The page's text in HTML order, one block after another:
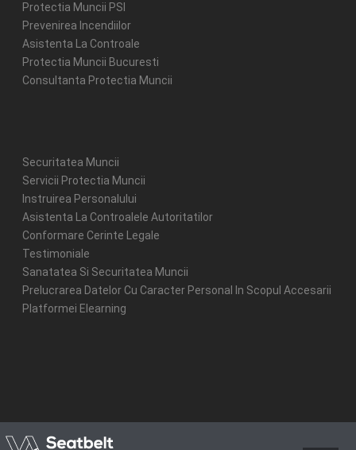
Protectia Muncii PSI
Prevenirea Incendiilor
Asistenta La Controale
Protectia Muncii Bucuresti
Consultanta Protectia Muncii
Securitatea Muncii
Servicii Protectia Muncii
Instruirea Personalului
Asistenta La Controalele Autoritatilor
Conformare Cerinte Legale
Testimoniale
Sanatatea Si Securitatea Muncii
Prelucrarea Datelor Cu Caracter Personal In Scopul Accesarii
Platformei Elearning